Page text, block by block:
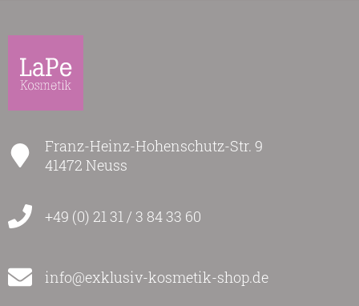
Franz-Heinz-Hohenschutz-Str. 9
41472 Neuss
+49 (0) 21 31 / 3 84 33 60
info@exklusiv-kosmetik-shop.de